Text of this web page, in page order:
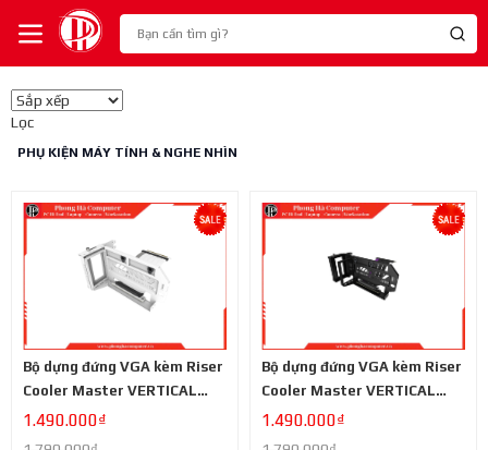
Lọc
PHỤ KIỆN MÁY TÍNH & NGHE NHÌN
Bộ dựng đứng VGA kèm Riser
Cooler Master VERTICAL
GRAPHICS CARD HOLDER
1.490.000₫
Bộ dựng đứng VGA kèm Riser
Cooler Master VERTICAL
GRAPHICS CARD HOLDER
1.490.000₫